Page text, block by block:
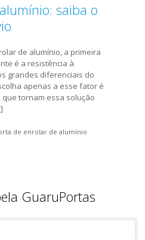
saiba o
de alumínio, a primeira
é a resistência à
grandes diferenciais do
apenas a esse fator é
tornam essa solução
de enrolar de alumínio
GuaruPortas